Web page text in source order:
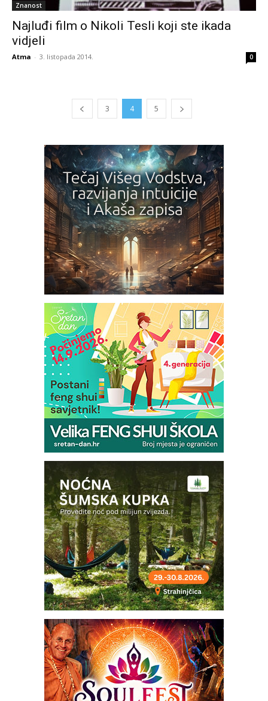
Znanost
Najluđi film o Nikoli Tesli koji ste ikada
vidjeli
Atma - 3. listopada 2014. 0
3 4 5